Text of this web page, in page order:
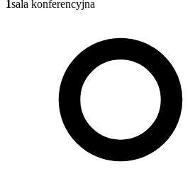
1sala konferencyjna